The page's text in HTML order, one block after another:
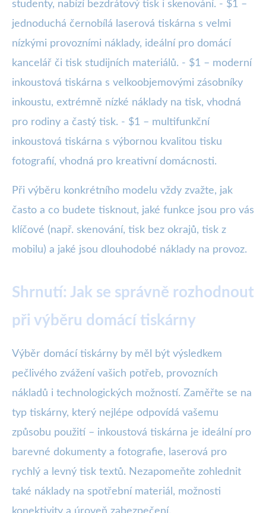
studenty, nabízí bezdrátový tisk i skenování. - $1 –
jednoduchá černobílá laserová tiskárna s velmi
nízkými provozními náklady, ideální pro domácí
kancelář či tisk studijních materiálů. - $1 – moderní
inkoustová tiskárna s velkoobjemovými zásobníky
inkoustu, extrémně nízké náklady na tisk, vhodná
pro rodiny a častý tisk. - $1 – multifunkční
inkoustová tiskárna s výbornou kvalitou tisku
fotografií, vhodná pro kreativní domácnosti.
Při výběru konkrétního modelu vždy zvažte, jak
často a co budete tisknout, jaké funkce jsou pro vás
klíčové (např. skenování, tisk bez okrajů, tisk z
mobilu) a jaké jsou dlouhodobé náklady na provoz.
Shrnutí: Jak se správně rozhodnout
při výběru domácí tiskárny
Výběr domácí tiskárny by měl být výsledkem
pečlivého zvážení vašich potřeb, provozních
nákladů i technologických možností. Zaměřte se na
typ tiskárny, který nejlépe odpovídá vašemu
způsobu použití – inkoustová tiskárna je ideální pro
barevné dokumenty a fotografie, laserová pro
rychlý a levný tisk textů. Nezapomeňte zohlednit
také náklady na spotřební materiál, možnosti